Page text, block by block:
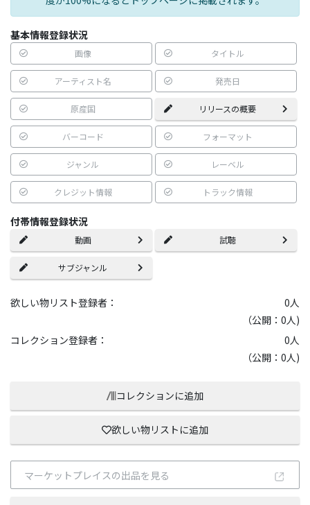
基本情報登録状況
画像 タイトル
アーティスト名 発売日
原産国 リリースの概要
バーコード フォーマット
ジャンル レーベル
クレジット情報 トラック情報
付帯情報登録状況
動画 試聴
サブジャンル
欲しい物リスト登録者： 0人
（公開：0人)
コレクション登録者：
0人
（公開：0人)
コレクションに追加
欲しい物リストに追加
マーケットプレイスの出品を見る